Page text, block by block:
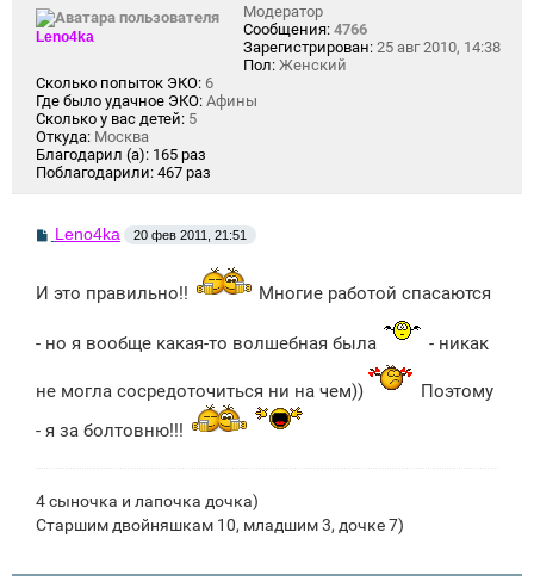
Leno4ka
Модератор
Сообщения: 4766
Зарегистрирован: 25 авг 2010, 14:38
Пол: Женский
Сколько попыток ЭКО: 6
Где было удачное ЭКО: Афины
Сколько у вас детей: 5
Откуда: Москва
Благодарил (а): 165 раз
Поблагодарили: 467 раз
С
о
щ
и
Leno4ka 20 фев 2011, 21:51
И это правильно!! Многие работой спасаются
- но я вообще какая-то волшебная была - никак
не могла сосредоточиться ни на чем))
Поэтому
- я за болтовню!!!
4 сыночка и лапочка дочка)
Старшим двойняшкам 10, младшим 3, дочке 7)